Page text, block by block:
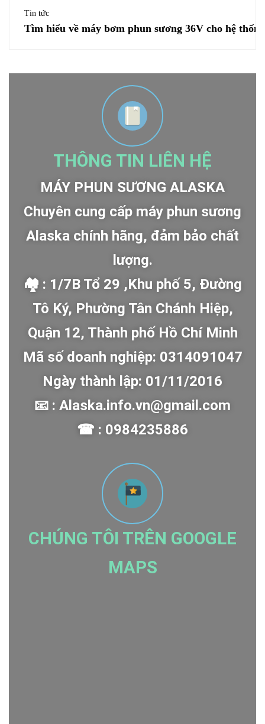
Tin tức
Tìm hiểu về máy bơm phun sương 36V cho hệ
THÔNG TIN LIÊN HỆ
MÁY PHUN SƯƠNG ALASKA
Chuyên cung cấp máy phun sương
Alaska chính hãng, đảm bảo chất
lượng.
🏘 : 1/7B Tổ 29 ,Khu phố 5, Đường
Tô Ký, Phường Tân Chánh Hiệp,
Quận 12, Thành phố Hồ Chí Minh
Mã số doanh nghiệp: 0314091047
Ngày thành lập: 01/11/2016
📧 : Alaska.info.vn@gmail.com
☎ : 0984235886
CHÚNG TÔI TRÊN GOOGLE
MAPS